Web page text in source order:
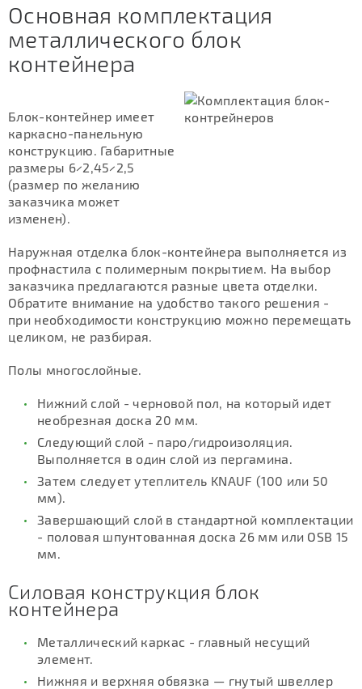
Основная комплектация
металлического блок
контейнера
Блок-контейнер имеет
каркасно-панельную
конструкцию. Габаритные
размеры 6×2,45×2,5
(размер по желанию
заказчика может
изменен).
Наружная отделка блок-контейнера выполняется из
профнастила с полимерным покрытием. На выбор
заказчика предлагаются разные цвета отделки.
Обратите внимание на удобство такого решения -
при необходимости конструкцию можно перемещать
целиком, не разбирая.
Полы многослойные.
Нижний слой - черновой пол, на который идет
необрезная доска 20 мм.
Следующий слой - паро/гидроизоляция.
Выполняется в один слой из пергамина.
Затем следует утеплитель KNAUF (100 или 50
мм).
Завершающий слой в стандартной комплектации
- половая шпунтованная доска 26 мм или OSB 15
мм.
Силовая конструкция блок
контейнера
Металлический каркас - главный несущий
элемент.
Нижняя и верхняя обвязка — гнутый швеллер